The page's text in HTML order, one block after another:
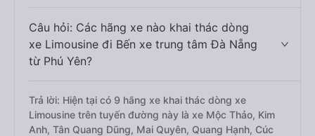
Câu hỏi: Các hãng xe nào khai thác dòng
xe Limousine đi Bến xe trung tâm Đà Nẵng
từ Phú Yên?
Trả lời: Hiện tại có 9 hãng xe khai thác dòng xe
Limousine trên tuyến đường này là xe Mộc Thảo, Kim
Anh, Tân Quang Dũng, Mai Quyên, Quang Hạnh, Cúc